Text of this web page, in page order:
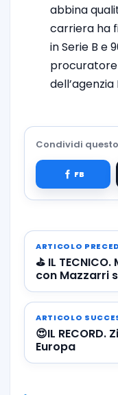
abbina
carriera ha
in Serie B e
procuratore
Condividi
ARTICOLO
⛳️ IL
con Mazzarri
Napoli…”
ARTICOLO
😍IL
Europa